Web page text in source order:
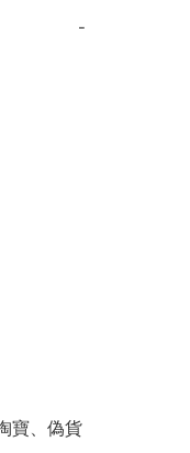
−
寶、偽貨